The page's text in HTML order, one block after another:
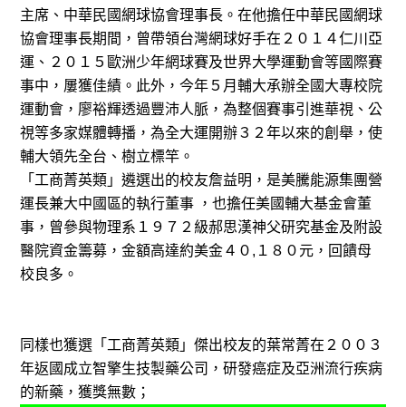
主席、中華民國網球協會理事長。在他擔任中華民國網球
協會理事長期間，曾帶領台灣網球好手在２０１４仁川亞
運、２０１５歐洲少年網球賽及世界大學運動會等國際賽
事中，屢獲佳績。此外，今年５月輔大承辦全國大專校院
運動會，廖裕輝透過豐沛人脈，為整個賽事引進華視、公
視等多家媒體轉播，為全大運開辦３２年以來的創舉，使
輔大領先全台、樹立標竿。
「工商菁英類」遴選出的校友詹益明，是美騰能源集團營
運長兼大中國區的執行董事 ，也擔任美國輔大基金會董
事，曾參與物理系１９７２級郝思漢神父研究基金及附設
醫院資金籌募，金額高達約美金４０,１８０元，回饋母
校良多。
同樣也獲選「工商菁英類」傑出校友的葉常菁在２００３
年返國成立智擎生技製藥公司，研發癌症及亞洲流行疾病
的新藥，獲獎無數；